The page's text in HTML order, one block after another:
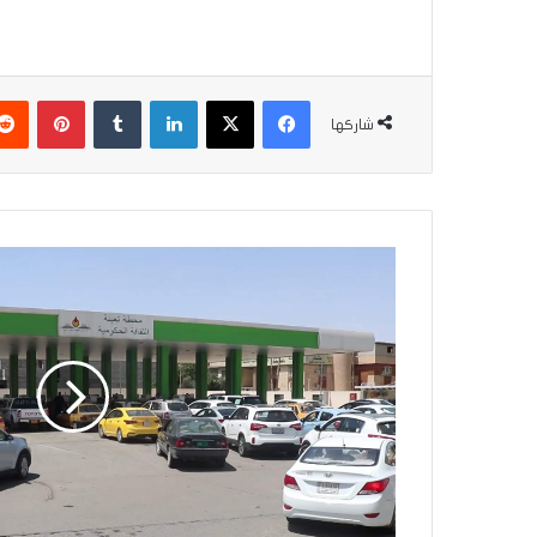
شاركها
فيسبوك
‫X لينكدإن
الوقود
متوفر
في
بغداد
والمحافظات
خلال
عطلة
العيد